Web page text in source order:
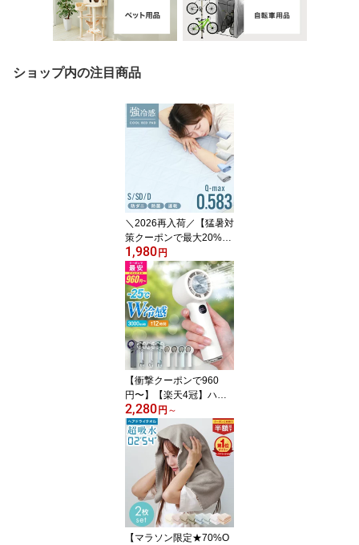
ショップ内の注目商品
＼2026再入荷／【猛暑対
策クーポンで最大20%O
FF】敷きパッド 冷感 シ
ングル ひんやり敷きパッ
ド 接触冷感 ひんやり 洗
える 敷きパット ひんや
りマット 接触冷感敷きパ
ッド 敷パッド 敷パット
防ダニ 抗菌防臭 キルト
冷感寝具 涼感寝具 夏用
寝具 熱中症対策 暑さ対
策
1,980円
【衝撃クーポンで960
円〜】【楽天4冠】ハン
ディファン 冷却 2026 冷
却プレート -25℃冷却 10
0段階風量 扇風機 ハンデ
ィ 扇風機 小型 ハンディ
扇風機 手持ち扇風機 携
帯扇風機 ミニ扇風機 冷
却 クーラー 卓上 充電式
小型扇風機 ミニファン
強風 静音 おしゃれ
2,280円 ～
【マラソン限定★70%O